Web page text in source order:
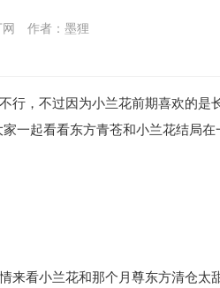
网 作者：墨狸
行，不过因为小兰花前期喜欢的是
一起看看东方青苍和小兰花结局在
来看小兰花和那个月尊东方清仓太